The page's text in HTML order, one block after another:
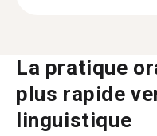
La pratique
plus rapide
linguistique